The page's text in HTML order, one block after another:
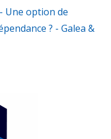
Une option de
? - Galea &